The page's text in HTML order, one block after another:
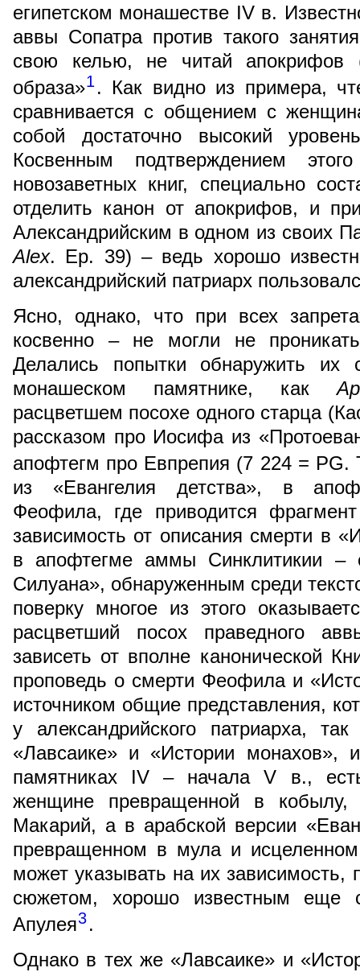
египетском монашестве IV в.
аввы Сопатра против такого
свою келью, не читай апокрифов
образа»1 . Как видно из примера,
сравнивается с общением с
собой достаточно высокий
Косвенным подтверждением
новозаветных книг, специально
отделить канон от апокрифов, и
Александрийским в одном из своих
Alex. Ep. 39) – ведь хорошо
александрийский патриарх
Ясно, однако, что при всех
косвенно – не могли не
Делались попытки обнаружить их
монашеском памятнике, как
расцветшем посохе одного старца
рассказом про Иосифа из
апофтегм про Евпрепия (7 224 = PG.
из «Евангелия детства», в
Феофила, где приводится
зависимость от описания смерти в
в апофтегме аммы Синклитикии –
Силуана», обнаруженным среди
поверку многое из этого
расцветший посох праведного
зависеть от вполне канонической
проповедь о смерти Феофила и
источником общие представления,
у александрийского патриарха,
«Лавсаике» и «Истории монахов»,
памятниках IV – начала V в.,
женщине превращенной в кобылу,
Макарий, а в арабской версии
превращенном в мула и
может указывать на их
сюжетом, хорошо известным еще
Апулея3.
Однако в тех же «Лавсаике» и